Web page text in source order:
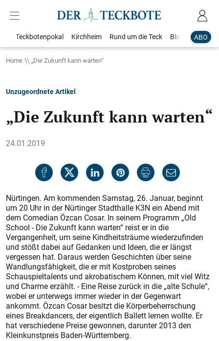
ABO
Teckbotenpokal Kirchheim Rund um die Teck Blaulicht
Home „Die Zukunft kann warten“
Unzugeordnete Artikel
„Die Zukunft kann warten“
24.01.2019
Nürtingen. Am kommenden Samstag, 26. Januar, beginnt
um 20 Uhr in der Nürtinger Stadthalle K3N ein Abend mit
dem Comedian Özcan Cosar. In seinem Programm „Old
School - Die Zukunft kann warten“ reist er in die
Vergangenheit, um seine Kindheitsträume wiederzufinden
und stößt dabei auf Gedanken und Ideen, die er längst
vergessen hat. Daraus werden Geschichten über seine
Wandlungsfähigkeit, die er mit Kostproben seines
Schauspieltalents und akrobatischem Können, mit viel Witz
und Charme erzählt. - Eine Reise zurück in die „alte Schule“,
wobei er unterwegs immer wieder in der Gegenwart
ankommt. Özcan Cosar besitzt die Körperbeherrschung
eines Breakdancers, der eigentlich Ballett lernen wollte. Er
hat verschiedene Preise gewonnen, darunter 2013 den
Kleinkunstpreis Baden-Württemberg.